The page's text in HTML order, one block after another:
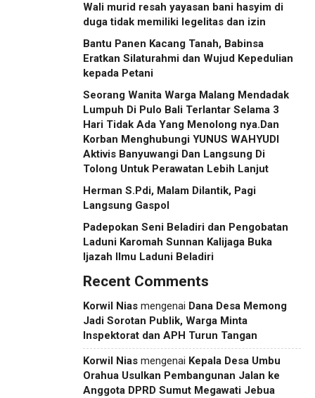
Wali murid resah yayasan bani hasyim di
duga tidak memiliki legelitas dan izin
Bantu Panen Kacang Tanah, Babinsa
Eratkan Silaturahmi dan Wujud Kepedulian
kepada Petani
Seorang Wanita Warga Malang Mendadak
Lumpuh Di Pulo Bali Terlantar Selama 3
Hari Tidak Ada Yang Menolong nya.Dan
Korban Menghubungi YUNUS WAHYUDI
Aktivis Banyuwangi Dan Langsung Di
Tolong Untuk Perawatan Lebih Lanjut
Herman S.Pdi, Malam Dilantik, Pagi
Langsung Gaspol
Padepokan Seni Beladiri dan Pengobatan
Laduni Karomah Sunnan Kalijaga Buka
Ijazah Ilmu Laduni Beladiri
Recent Comments
Korwil Nias mengenai Dana Desa Memong
Jadi Sorotan Publik, Warga Minta
Inspektorat dan APH Turun Tangan
Korwil Nias mengenai Kepala Desa Umbu
Orahua Usulkan Pembangunan Jalan ke
Anggota DPRD Sumut Megawati Jebua